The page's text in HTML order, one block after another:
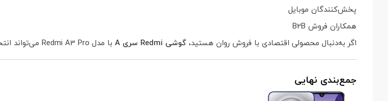
پخش‌کنندگان موبایل
همکاران فروش B2B
اگر به‌دنبال محصولی اقتصادی با فروش روان هستید،گوشی Redmi سری A با مدل Redmi A3 Pro می‌تواند انتخابی مطمئن برای سبد کالای شما باشد.
جمع‌بندی نهایی